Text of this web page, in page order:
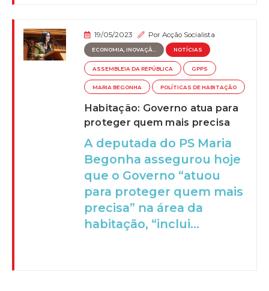
19/05/2023 PorAcção Socialista
ECONOMIA, INOVAÇÃ... NOTÍCIAS
ASSEMBLEIA DA REPÚBLICA GPPS
MARIA BEGONHA POLÍTICAS DE HABITAÇÃO
Habitação: Governo atua para
proteger quem mais precisa
A deputada do PS Maria
Begonha assegurou hoje
que o Governo “atuou
para proteger quem mais
precisa” na área da
habitação, “inclui...